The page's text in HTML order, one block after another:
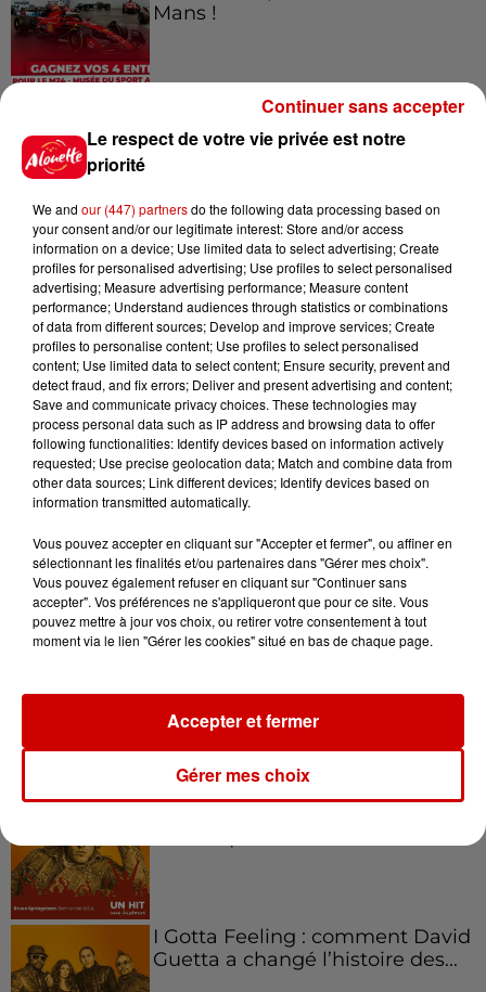
Mans !
Alouette vous invite à
Futuroscope Xperiences !
Le Duel - Gagnez votre balade
en jet ski !
Podcasts Voir plus
Kelly Massol, figure
l'entrepreneuriat féminin
Aménager un school bus au
Boston,...
I Gotta Feeling : comment David
Guetta a changé l’histoire des...
Le respect de votre vie privée est notre
priorité
We and our (447) partnersdo the following data processing based on
your consent and/or our legitimate interest: Store and/or access
information on a device; Use limited data to select advertising; Create
profiles for personalised advertising; Use profiles to select personalised
advertising; Measure advertising performance; Measure content
performance; Understand audiences through statistics or combinations
of data from different sources; Develop and improve services; Create
profiles to personalise content; Use profiles to select personalised
content; Use limited data to select content; Ensure security, prevent and
detect fraud, and fix errors; Deliver and present advertising and content;
Save and communicate privacy choices. These technologies may
process personal data such as IP address and browsing data to offer
following functionalities: Identify devices based on information actively
requested; Use precise geolocation data; Match and combine data from
other data sources; Link different devices; Identify devices based on
information transmitted automatically.
Vous pouvez accepter en cliquant sur "Accepter et fermer", ou affiner en
sélectionnant les finalités et/ou partenaires dans "Gérer mes choix".
Vous pouvez également refuser en cliquant sur "Continuer sans
accepter". Vos préférences ne s'appliqueront que pour ce site. Vous
pouvez mettre à jour vos choix, ou retirer votre consentement à tout
moment via le lien "Gérer les cookies" situé en bas de chaque page.
Gérer mes choix
Accepter et fermer
Continuer sans accepter